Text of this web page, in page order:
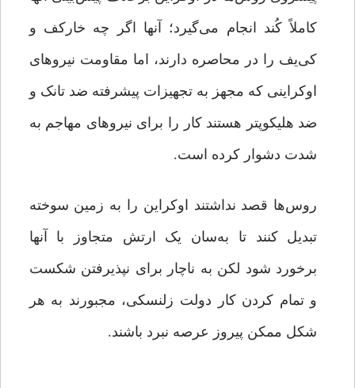
کاملاً کُند انجام می‌گیرد؛ آنها اگر چه خارکف و
کی‌یف را در محاصره دارند، اما مقاومت نیروهای
اوکراینی که مجهز به تجهیزات پیشرفته ضد تانک و
ضد هلیکوپتر هستند کار را برای نیروهای مهاجم به
شدت دشوار کرده است.
روس‌ها قصد نداشتند اوکراین را به زمین سوخته
تبدیل کنند تا به‌سان یک ارتش متجاوز با آنها
برخورد شود لکن به ناچار برای نپذیرفتن شکست
و تمام کردن کار دولت زلنسکی، مجبورند به هر
شکل ممکن پیروز عرصه نبرد باشند.